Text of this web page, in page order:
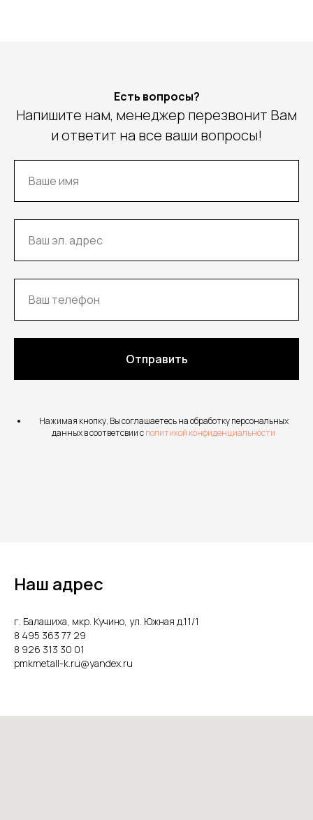
Есть вопросы?
Напишите нам, менеджер перезвонит Вам
и ответит на все ваши вопросы!
Отправить
Нажимая кнопку, Вы соглашаетесь на обработку персональных
данных в соответсвии сполитикой конфиденциальности
Наш адрес
г. Балашиха, мкр. Кучино, ул. Южная д.11/1
8 495 363 77 29
8 926 313 30 01
pmkmetall-k.ru@yandex.ru